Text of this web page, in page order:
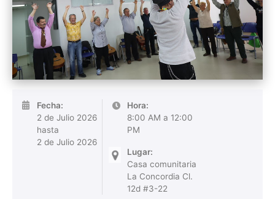
Fecha:
2 de Julio 2026
hasta
2 de Julio 2026
Hora:
8:00 AM a 12:00
PM
Lugar:
Casa comunitaria
La Concordia Cl.
12d #3-22